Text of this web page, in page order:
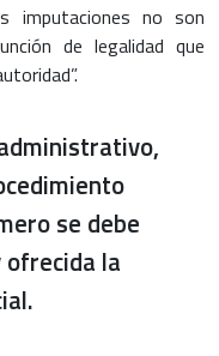
imputaciones no son
de legalidad que
se debe
la